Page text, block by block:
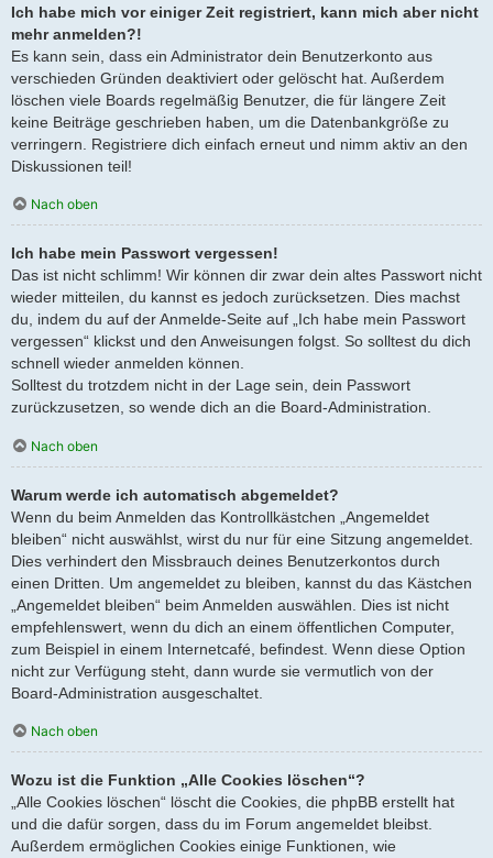
Ich habe mich vor einiger Zeit registriert, kann mich aber nicht
mehr anmelden?!
Es kann sein, dass ein Administrator dein Benutzerkonto aus
verschieden Gründen deaktiviert oder gelöscht hat. Außerdem
löschen viele Boards regelmäßig Benutzer, die für längere Zeit
keine Beiträge geschrieben haben, um die Datenbankgröße zu
verringern. Registriere dich einfach erneut und nimm aktiv an den
Diskussionen teil!
Nach oben
Ich habe mein Passwort vergessen!
Das ist nicht schlimm! Wir können dir zwar dein altes Passwort nicht
wieder mitteilen, du kannst es jedoch zurücksetzen. Dies machst
du, indem du auf der Anmelde-Seite auf „Ich habe mein Passwort
vergessen“ klickst und den Anweisungen folgst. So solltest du dich
schnell wieder anmelden können.
Solltest du trotzdem nicht in der Lage sein, dein Passwort
zurückzusetzen, so wende dich an die Board-Administration.
Nach oben
Warum werde ich automatisch abgemeldet?
Wenn du beim Anmelden das Kontrollkästchen „Angemeldet
bleiben“ nicht auswählst, wirst du nur für eine Sitzung angemeldet.
Dies verhindert den Missbrauch deines Benutzerkontos durch
einen Dritten. Um angemeldet zu bleiben, kannst du das Kästchen
„Angemeldet bleiben“ beim Anmelden auswählen. Dies ist nicht
empfehlenswert, wenn du dich an einem öffentlichen Computer,
zum Beispiel in einem Internetcafé, befindest. Wenn diese Option
nicht zur Verfügung steht, dann wurde sie vermutlich von der
Board-Administration ausgeschaltet.
Nach oben
Wozu ist die Funktion „Alle Cookies löschen“?
„Alle Cookies löschen“ löscht die Cookies, die phpBB erstellt hat
und die dafür sorgen, dass du im Forum angemeldet bleibst.
Außerdem ermöglichen Cookies einige Funktionen, wie